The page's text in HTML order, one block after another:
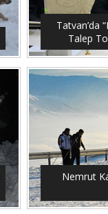
Tatvan’da
Talep
Nemrut